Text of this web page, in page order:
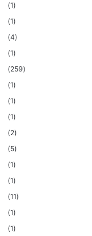
(1)
(1)
(4)
(1)
(259)
(1)
(1)
(1)
(2)
(5)
(1)
(1)
(11)
(1)
(1)